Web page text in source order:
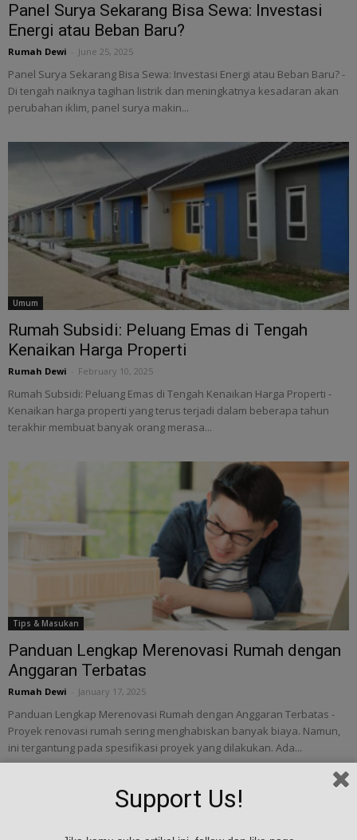
Panel Surya Sekarang Bisa Sewa: Investasi
Energi atau Beban Baru?
Rumah Dewi June 25, 2025
Panel Surya Sekarang Bisa Sewa: Investasi Energi atau Beban Baru? -
Di tengah naiknya tagihan listrik dan meningkatnya kesadaran akan
perubahan iklim, panel surya makin...
Umum
Rumah Subsidi: Peluang Emas di Tengah
Kenaikan Harga Properti
Rumah Dewi February 10, 2025
Rumah Subsidi: Peluang Emas di Tengah Kenaikan Harga Properti -
Kenaikan harga properti yang terus terjadi dalam beberapa tahun
terakhir membuat banyak orang merasa...
Tips & Masukan
Panduan Lengkap Merenovasi Rumah dengan
Anggaran Terbatas
Rumah Dewi January 17, 2025
Panduan Lengkap Merenovasi Rumah dengan Anggaran Terbatas -
Proyek renovasi rumah sering menghabiskan banyak biaya. Namun,
ini tergantung pada spesifikasi proyek yang dilakukan. Ada...
Support Us!